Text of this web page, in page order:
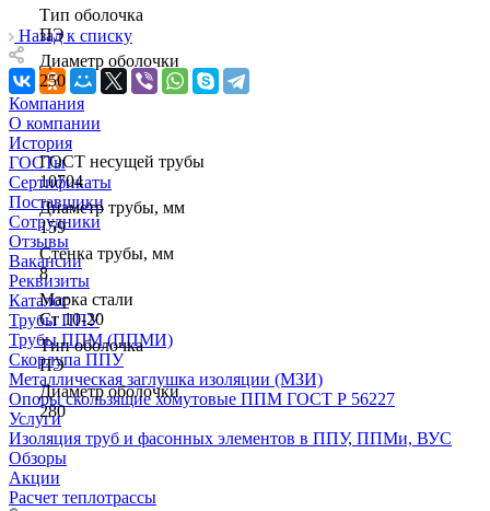
Тип оболочка
ПЭ
Диаметр оболочки
250
ГОСТ несущей трубы
10704
Диаметр трубы, мм
159
Стенка трубы, мм
8
Марка стали
Ст 10-20
Тип оболочка
ПЭ
Диаметр оболочки
280
Назад к списку
Компания
О компании
История
ГОСТы
Сертификаты
Поставщики
Сотрудники
Отзывы
Вакансии
Реквизиты
Каталог
Трубы ППУ
Трубы ППМ (ППМИ)
Скорлупа ППУ
Металлическая заглушка изоляции (МЗИ)
Опоры скользящие хомутовые ППМ ГОСТ Р 56227
Услуги
Изоляция труб и фасонных элементов в ППУ, ППМи, ВУС
Обзоры
Акции
Расчет теплотрассы